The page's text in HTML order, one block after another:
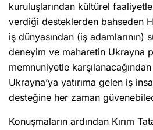
kuruluşlarından kültürel
verdiği desteklerden bahseden
iş dünyasından (iş adamlarının)
deneyim ve maharetin Ukrayna
memnuniyetle
Ukrayna’ya yatırıma gelen iş
desteğine her zaman
Konuşmaların ardından Kırım